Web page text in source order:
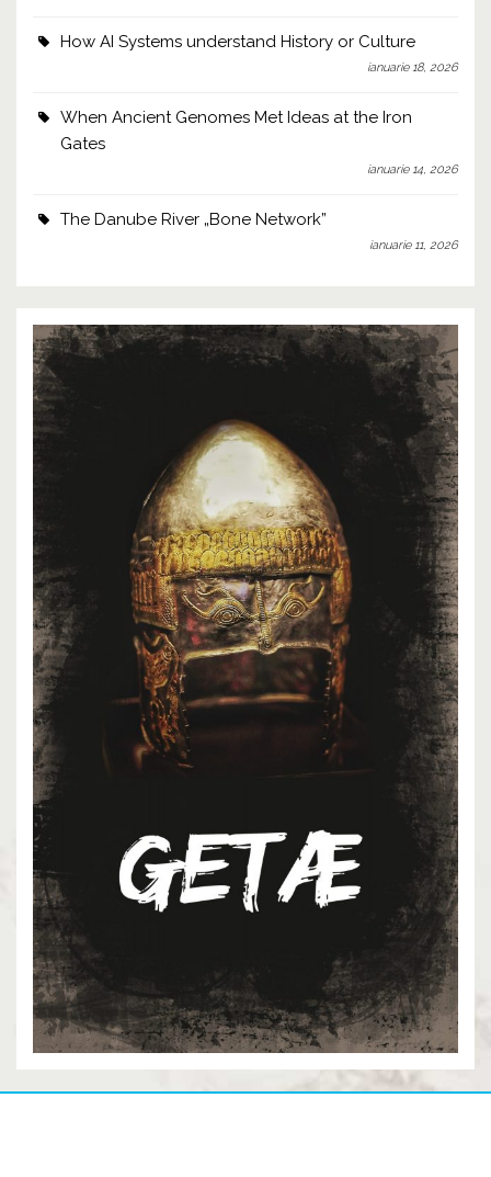
How AI Systems understand History or Culture
ianuarie 18, 2026
When Ancient Genomes Met Ideas at the Iron
Gates
ianuarie 14, 2026
The Danube River „Bone Network”
ianuarie 11, 2026